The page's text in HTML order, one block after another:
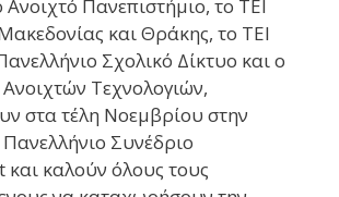
Πανεπιστήμιο, το ΤΕΙ
και Θράκης, το TEI
Σχολικό Δίκτυο και ο
Τεχνολογιών,
στα τέλη Νοεμβρίου στην
Συνέδριο
καλούν όλους τους